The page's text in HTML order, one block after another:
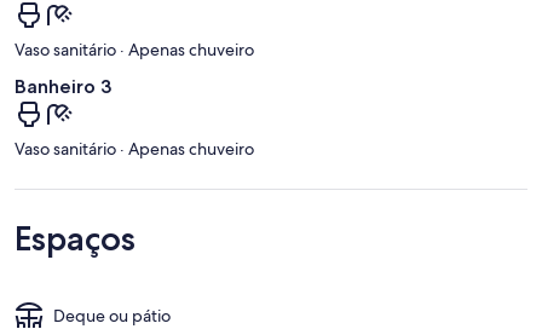
Vaso sanitário · Apenas chuveiro
Banheiro 3
Vaso sanitário · Apenas chuveiro
Espaços
Deque ou pátio